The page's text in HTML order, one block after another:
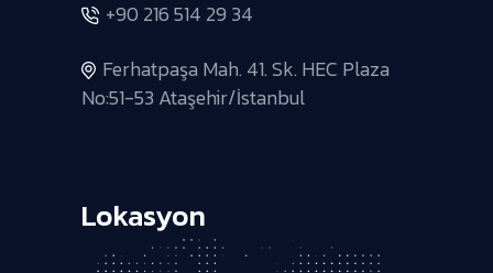
+90 216 514 29 34
Ferhatpaşa Mah. 41. Sk. HEC Plaza
No:51-53 Ataşehir/İstanbul
Lokasyon